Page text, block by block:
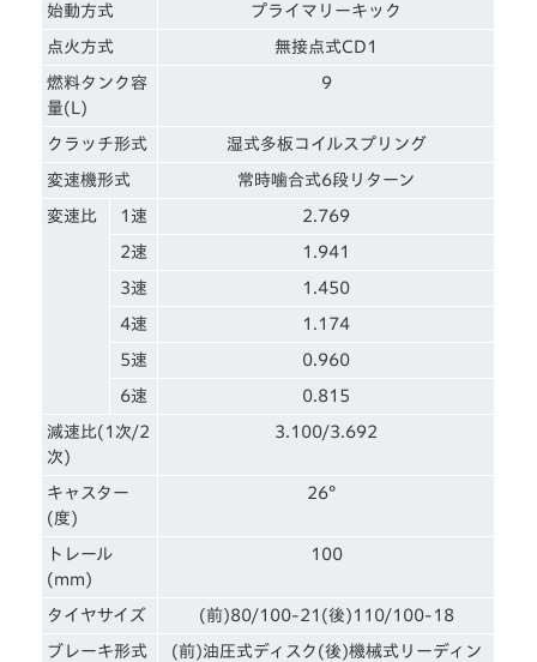
始動方式 プライマリーキック
点火方式 無接点式CD1
燃料タンク容
量(L)
9
クラッチ形式 湿式多板コイルスプリング
変速機形式 常時噛合式6段リターン
変速比 1速 2.769
2速 1.941
3速 1.450
4速 1.174
5速 0.960
6速 0.815
減速比(1次/2
次)
3.100/3.692
キャスター
(度)
26°
トレール
(mm)
100
タイヤサイズ (前)80/100-21(後)110/100-18
ブレーキ形式
(前)油圧式ディスク(後)機械式リーディン